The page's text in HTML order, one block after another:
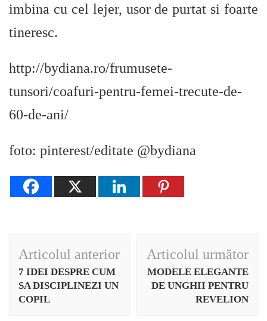
imbina cu cel lejer, usor de purtat si foarte
tineresc.
http://bydiana.ro/frumusete-
tunsori/coafuri-pentru-femei-trecute-de-
60-de-ani/
foto: pinterest/editate @bydiana
Navigare
în
articole
Articolul anterior
7 IDEI DESPRE CUM
SA DISCIPLINEZI UN
COPIL
Articolul următor
MODELE ELEGANTE
DE UNGHII PENTRU
REVELION